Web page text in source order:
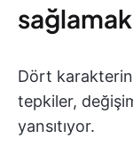
sağlamak
Dört
tepkiler,
yansıtıyor.